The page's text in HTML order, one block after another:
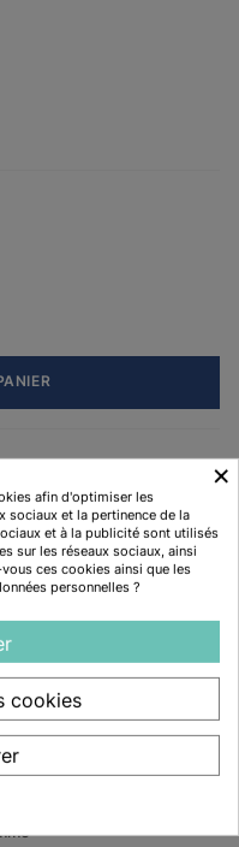
×
afin d'optimiser les
sociaux et la pertinence de la
et à la publicité sont utilisés
sur les réseaux sociaux, ainsi
ces cookies ainsi que les
personnelles ?
cookies